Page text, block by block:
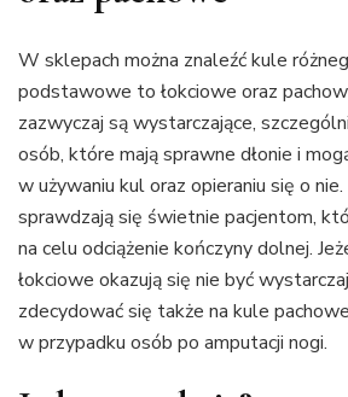
W sklepach można znaleźć kule
podstawowe to łokciowe oraz
zazwyczaj są wystarczające,
osób, które mają sprawne dłonie i
w używaniu kul oraz opieraniu się o
sprawdzają się świetnie pacjentom,
na celu odciążenie kończyny dolnej.
łokciowe okazują się nie być
zdecydować się także na kule
w przypadku osób po amputacji nogi.